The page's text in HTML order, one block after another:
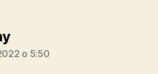
hovorí:
o 5:50